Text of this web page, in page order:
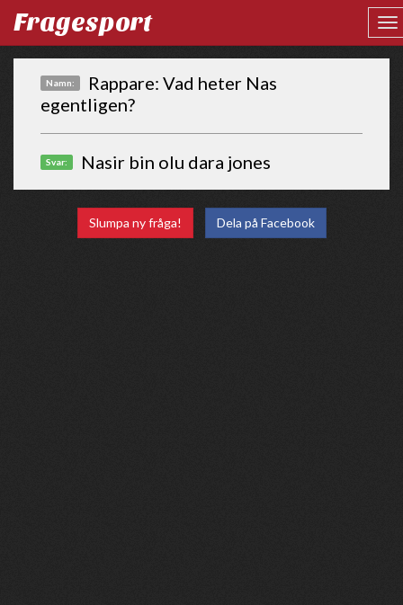
Fragesport
Namn:
Rappare: Vad heter Nas
egentligen?
Svar: Nasir bin olu dara jones
Slumpa ny fråga! Dela på Facebook